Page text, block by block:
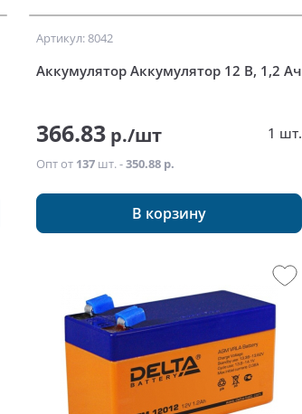
Артикул: 8042
Аккумулятор Аккумулятор 12 В, 1,2 Ач
366.83р./шт 1 шт.
Опт от 137шт. -350.88 р.
В корзину